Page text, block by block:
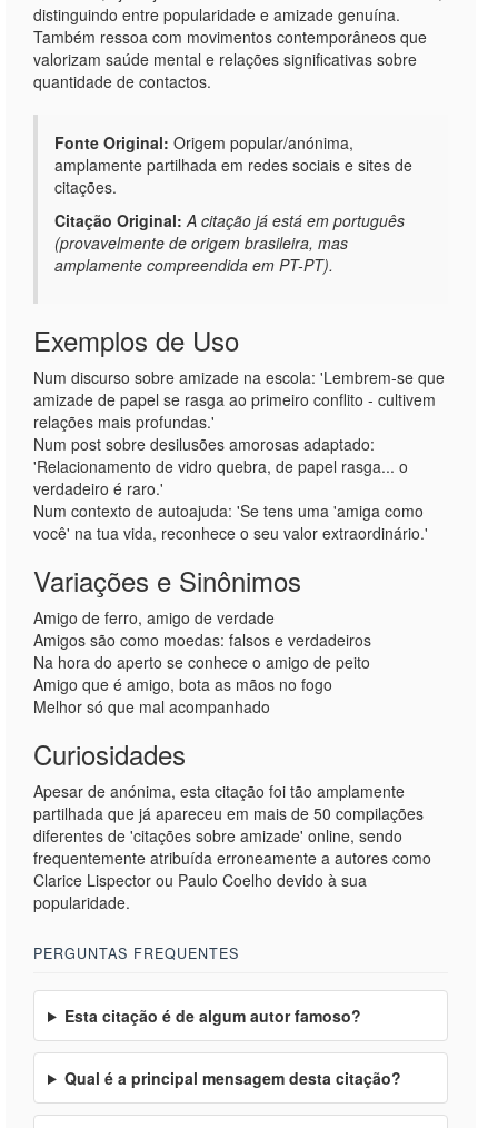
distinguindo entre popularidade e amizade genuína.
Também ressoa com movimentos contemporâneos que
valorizam saúde mental e relações significativas sobre
quantidade de contactos.
Fonte Original: Origem popular/anónima,
amplamente partilhada em redes sociais e sites de
citações.
Citação Original: A citação já está em português
(provavelmente de origem brasileira, mas
amplamente compreendida em PT-PT).
Exemplos de Uso
Num discurso sobre amizade na escola: 'Lembrem-se que
amizade de papel se rasga ao primeiro conflito - cultivem
relações mais profundas.'
Num post sobre desilusões amorosas adaptado:
'Relacionamento de vidro quebra, de papel rasga... o
verdadeiro é raro.'
Num contexto de autoajuda: 'Se tens uma 'amiga como
você' na tua vida, reconhece o seu valor extraordinário.'
Variações e Sinônimos
Amigo de ferro, amigo de verdade
Amigos são como moedas: falsos e verdadeiros
Na hora do aperto se conhece o amigo de peito
Amigo que é amigo, bota as mãos no fogo
Melhor só que mal acompanhado
Curiosidades
Apesar de anónima, esta citação foi tão amplamente
partilhada que já apareceu em mais de 50 compilações
diferentes de 'citações sobre amizade' online, sendo
frequentemente atribuída erroneamente a autores como
Clarice Lispector ou Paulo Coelho devido à sua
popularidade.
PERGUNTAS FREQUENTES
Esta citação é de algum autor famoso?
Qual é a principal mensagem desta citação?